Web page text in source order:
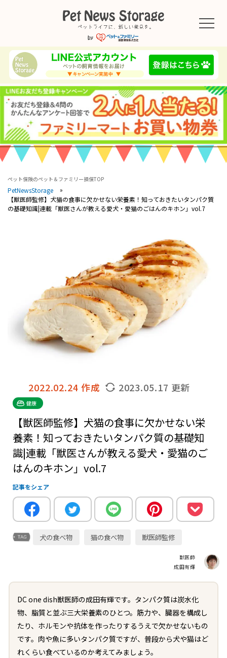
ペット保険のペット＆ファミリー損保TOP
PetNewsStorage
【獣医師監修】犬猫の食事に欠かせない栄養素！知っておきたいタンパク質
の基礎知識|連載「獣医さんが教える愛犬・愛猫のごはんのキホン」vol.7
2022.02.24 作成 2023.05.17 更新
健康
【獣医師監修】犬猫の食事に欠かせない栄
養素！知っておきたいタンパク質の基礎知
識|連載「獣医さんが教える愛犬・愛猫のご
はんのキホン」vol.7
記事をシェア
犬の食べ物 猫の食べ物 獣医師監修
獣医師
成田有輝
DC one dish獣医師の成田有輝です。タンパク質は炭水化
物、脂質と並ぶ三大栄養素のひとつ。筋力や、臓器を構成し
たり、ホルモンや抗体を作ったりするうえで欠かせないもの
です。肉や魚に多いタンパク質ですが、普段から犬や猫はど
れくらい食べているのか考えてみましょう。